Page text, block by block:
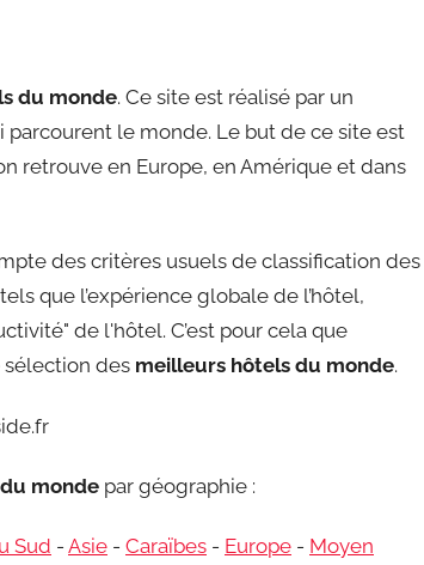
du monde. Ce site est réalisé par un
parcourent le monde. Le but de ce site est
retrouve en Europe, en Amérique et dans
des critères usuels de classification des
que l’expérience globale de l’hôtel,
de l'hôtel. C’est pour cela que
sélection des meilleurs hôtels du monde.
monde par géographie :
Sud - Asie - Caraïbes - Europe - Moyen